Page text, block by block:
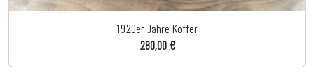
1920er Jahre Koffer
280,00 €